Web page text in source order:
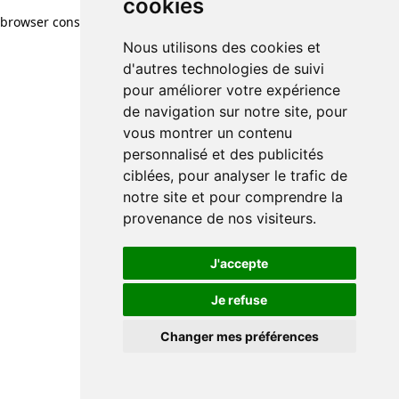
cookies
Nous utilisons des cookies et
d'autres technologies de suivi
pour améliorer votre expérience
de navigation sur notre site, pour
vous montrer un contenu
personnalisé et des publicités
ciblées, pour analyser le trafic de
notre site et pour comprendre la
provenance de nos visiteurs.
J'accepte
Je refuse
Changer mes préférences
browser console for more information)